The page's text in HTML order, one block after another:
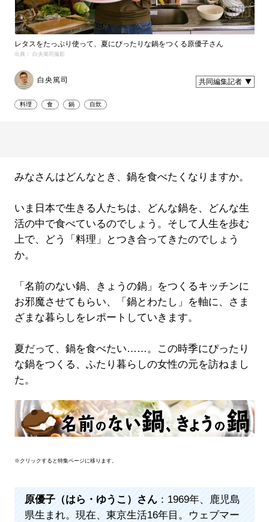
レタスをたっぷり使って、夏にぴったりな鍋をつくる原優子さん
出典： 白央篤司撮影
白央篤司 共同編集記者
料理 食 鍋 自炊
みなさんはどんなとき、鍋を食べたくなりますか。
いま日本で生きる人たちは、どんな鍋を、どんな生
活の中で食べているのでしょう。そして人生を歩む
上で、どう「料理」とつき合ってきたのでしょう
か。
「名前のない鍋、きょうの鍋」をつくるキッチンに
お邪魔させてもらい、「鍋とわたし」を軸に、さま
ざまな暮らしをレポートしていきます。
夏だって、鍋を食べたい……。この時季にぴったり
な鍋をつくる、ふたり暮らしの女性の元を訪ねまし
た。
※クリックすると特集ページに移ります。
原優子（はら・ゆうこ）さん：1969年、鹿児島
県生まれ。現在、東京生活16年目。ウェブマー